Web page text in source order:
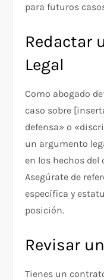
para futuros
Redactar
Legal
Como abogado
caso sobre
defensa» o
un argumento
en los hechos del
Asegúrate de
específica y
posición.
Revisar
Tienes un